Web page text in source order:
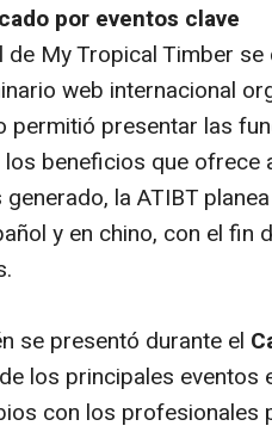
por eventos clave
de My Tropical Timber se
web internacional
permitió presentar las
beneficios que ofrece
la ATIBT
y en chino, con el fin
se presentó durante el
los principales eventos
con los profesionales